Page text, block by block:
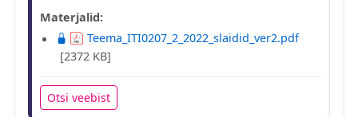
Materjalid:
Teema_ITI0207_2_2022_slaidid_ver2.pdf
[2372 KB]
Otsi veebist